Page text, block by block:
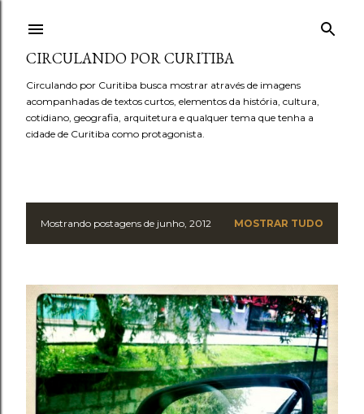
CIRCULANDO POR CURITIBA
Circulando por Curitiba busca mostrar através de imagens
acompanhadas de textos curtos, elementos da história, cultura,
cotidiano, geografia, arquitetura e qualquer tema que tenha a
cidade de Curitiba como protagonista.
P
a
g
Mostrando postagens de junho, 2012 MOSTRAR TUDO